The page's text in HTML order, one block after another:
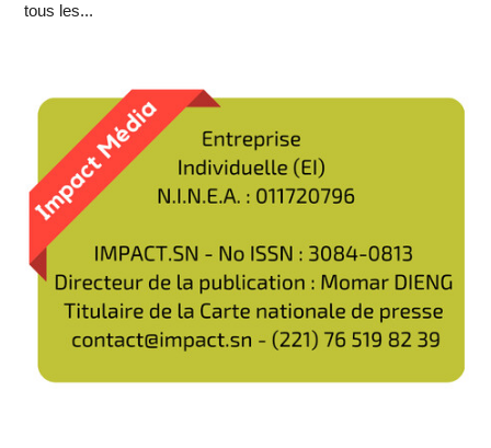
tous les...